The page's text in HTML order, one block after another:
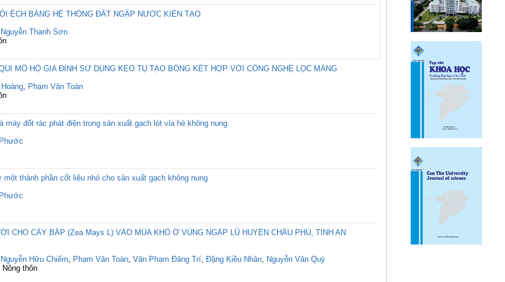
ẾCH BẰNG HỆ THỐNG ĐẤT NGẬP NƯỚC KIẾN TẠO
Nguyễn Thanh Sơn
MÔ HỘ GIA ĐÌNH SỬ DỤNG KEO TỤ TẠO BÔNG KẾT HỢP VỚI CÔNG NGHỆ LỌC MÀNG
, Phạm Văn Toàn
máy đốt rác phát điện trong sản xuất gạch lót vỉa hè không nung
thành phần cốt liệu nhỏ cho sản xuất gạch không nung
CHO CÂY BẮP (Zea Mays L) VÀO MÙA KHÔ Ở VÙNG NGẬP LŨ HUYỆN CHÂU PHÚ, TỈNH AN
Nguyễn Hữu Chiếm, Phạm Văn Toàn, Văn Phạm Đăng Trí, Đặng Kiều Nhân, Nguyễn Văn Quý
thôn